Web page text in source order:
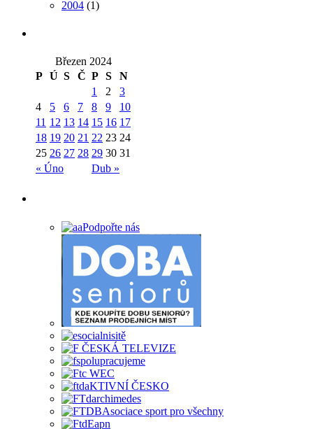
2004 (1)
Březen 2024
P Ú S Č P S N
« Úno Dub »
1 2
3
4
5 6 7 8 9
10
11 12 13 14 15 16 17
18 19 20 21 22 23 24
25 26 27 28 29 30 31